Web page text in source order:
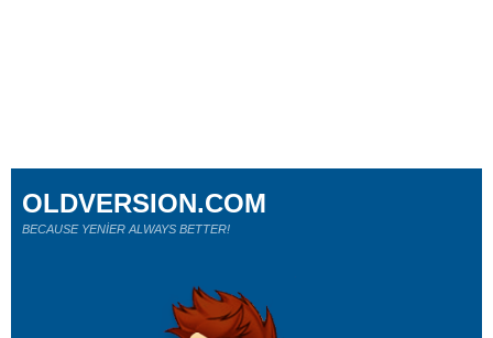
OLDVERSION.COM
BECAUSE YENİER ALWAYS BETTER!